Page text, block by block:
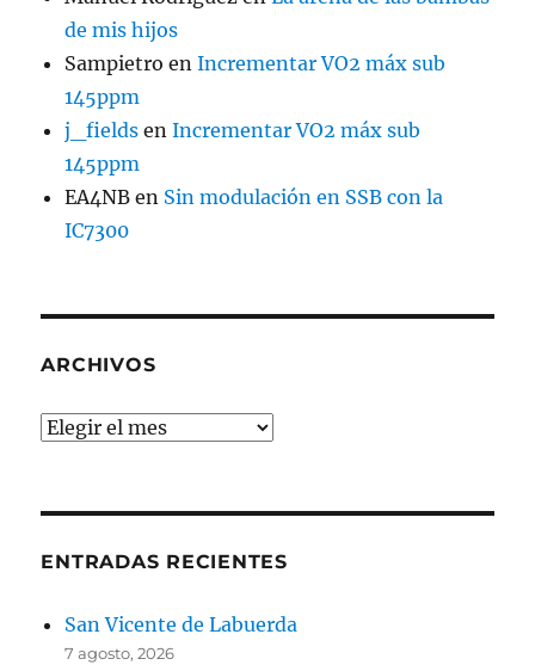
de mis hijos
Sampietro enIncrementar VO2 máx sub
145ppm
j_fields enIncrementar VO2 máx sub
145ppm
EA4NB en Sin modulación en SSB con la
IC7300
ARCHIVOS
Archivos
ENTRADAS RECIENTES
San Vicente de Labuerda
7 agosto, 2026